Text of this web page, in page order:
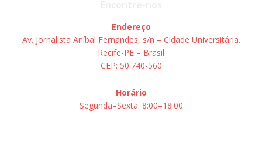
Endereço
Av. Jornalista Aníbal Fernandes, s/n – Cidade Universitária.
Recife-PE – Brasil
CEP: 50.740-560
Horário
Segunda–Sexta: 8:00–18:00